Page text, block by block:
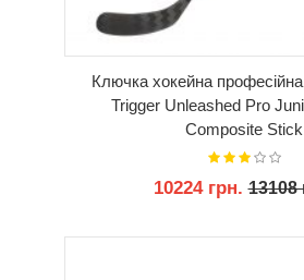
Ключка хокейна
Trigger Unleashed Pro
Composite Stick
10224 грн.13108